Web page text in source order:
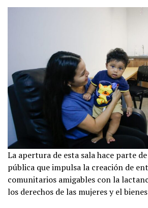
La apertura de esta sala hace parte
pública que impulsa la creación de
comunitarios amigables con la
los derechos de las mujeres y el